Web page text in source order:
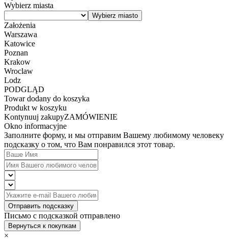
Wybierz miasta
Założenia
Warszawa
Katowice
Poznan
Krakow
Wroclaw
Lodz
PODGLĄD
Towar dodany do koszyka
Produkt w koszyku
Kontynuuj zakupyZAMÓWIENIE
Okno informacyjne
Заполните форму, и мы отправим Вашему любимому человеку
подсказку о том, что Вам понравился этот товар.
Отправить подсказку
Письмо с подсказкой отправлено
Вернуться к покупкам
×